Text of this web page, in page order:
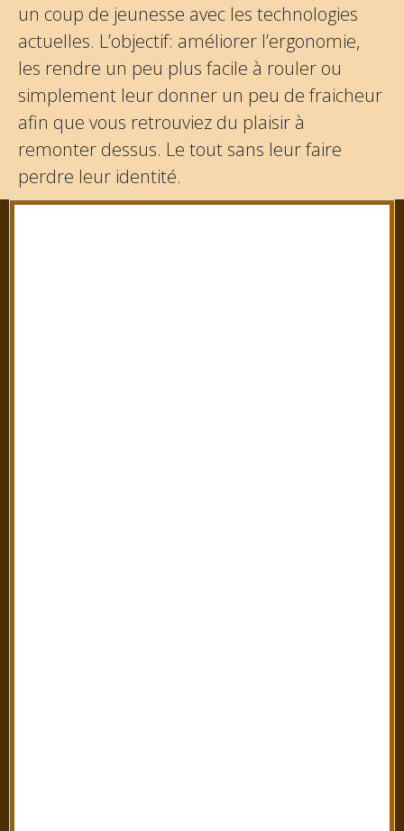
un coup de jeunesse avec les technologies
actuelles. L’objectif: améliorer l’ergonomie,
les rendre un peu plus facile à rouler ou
simplement leur donner un peu de fraicheur
afin que vous retrouviez du plaisir à
remonter dessus. Le tout sans leur faire
perdre leur identité.